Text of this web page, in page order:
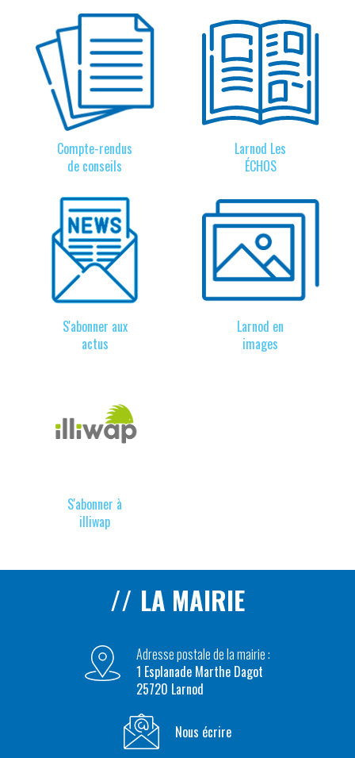
Compte-rendus
de conseils
Larnod Les
ÉCHOS
S'abonner aux
actus
Larnod en
images
S'abonner à
illiwap
LA MAIRIE
Adresse postale de la mairie :
1 Esplanade Marthe Dagot
25720 Larnod
Nous écrire